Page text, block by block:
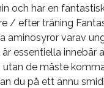
och har en
/ efter träning
aminosyror varav
essentiella innebär
de måste
du på ett ännu